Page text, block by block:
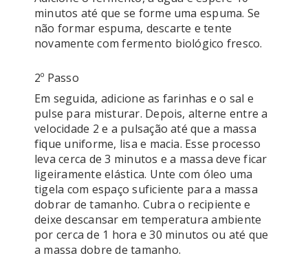
minutos até que se forme uma espuma. Se
não formar espuma, descarte e tente
novamente com fermento biológico fresco.
2º Passo
Em seguida, adicione as farinhas e o sal e
pulse para misturar. Depois, alterne entre a
velocidade 2 e a pulsação até que a massa
fique uniforme, lisa e macia. Esse processo
leva cerca de 3 minutos e a massa deve ficar
ligeiramente elástica. Unte com óleo uma
tigela com espaço suficiente para a massa
dobrar de tamanho. Cubra o recipiente e
deixe descansar em temperatura ambiente
por cerca de 1 hora e 30 minutos ou até que
a massa dobre de tamanho.